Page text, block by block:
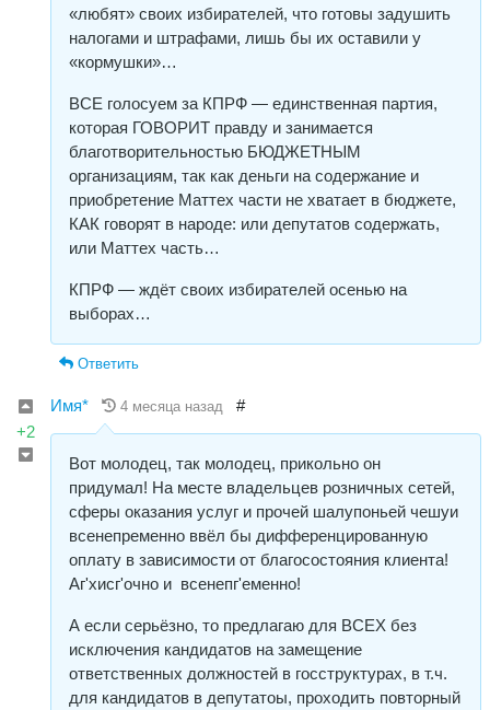
«любят» своих избирателей, что готовы задушить
налогами и штрафами, лишь бы их оставили у
«кормушки»…
ВСЕ голосуем за КПРФ — единственная партия,
которая ГОВОРИТ правду и занимается
благотворительностью БЮДЖЕТНЫМ
организациям, так как деньги на содержание и
приобретение Маттех части не хватает в бюджете,
КАК говорят в народе: или депутатов содержать,
или Маттех часть…
КПРФ — ждёт своих избирателей осенью на
выборах…
Ответить
+2
Имя* 4 месяца назад #
Вот молодец, так молодец, прикольно он
придумал! На месте владельцев розничных сетей,
сферы оказания услуг и прочей шалупоньей чешуи
всенепременно ввёл бы дифференцированную
оплату в зависимости от благосостояния клиента!
Аг'хисг'очно и всенепг'еменно!
А если серьёзно, то предлагаю для ВСЕХ без
исключения кандидатов на замещение
ответственных должностей в госструктурах, в т.ч.
для кандидатов в депутатоы, проходить повторный